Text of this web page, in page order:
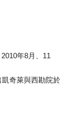
年8月、11
奇萊與西勘院於